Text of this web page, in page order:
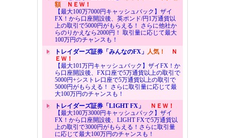
額ＮＥＷ！
【最大100万7000円キャッシュバック】ザイ
FX！から口座開設後、英ポンド/円1万通貨以
上の取引で5000円がもらえる！ さらに他社か
らのりかえなら2000円！ 取引量に応じて最大
100万円のチャンスも！
トレイダーズ証券「みんなのFX」 人気！
Ｎ
ＥＷ！
【最大101万円キャッシュバック】ザイFX！か
ら口座開設後、FX口座で5万通貨以上の取引で
5000円+シストレ口座で5万通貨以上の取引で
5000円がもらえる！ さらに取引量に応じて最
大100万円のチャンスも！
トレイダーズ証券「LIGHT FX」
ＮＥＷ！
【最大100万3000円キャッシュバック】ザイ
FX！から口座開設後、LIGHT FXで5万通貨以
上の取引で3000円がもらえる！さらに取引量
に応じて最大100万円のチャンスも！